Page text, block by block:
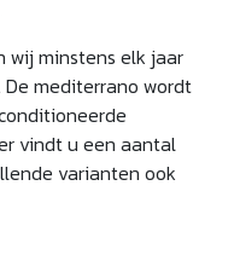
wij minstens elk jaar
mediterrano wordt
vindt u een aantal
varianten ook